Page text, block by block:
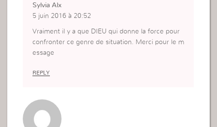
Sylvia Alx
5 juin 2016 à 20:52
Vraiment il y a que DIEU qui donne la force pour
confronter ce genre de situation. Merci pour le m
essage
REPLY